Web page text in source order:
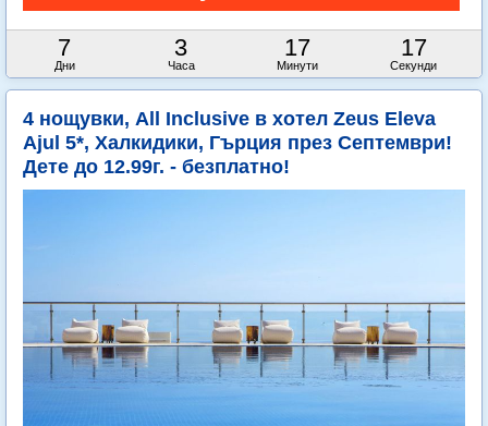
7
Дни
3
Часа
17
Минути
14
Секунди
4 нощувки, All Inclusive в хотел Zeus Eleva
Ajul 5*, Халкидики, Гърция през Септември!
Дете до 12.99г. - безплатно!